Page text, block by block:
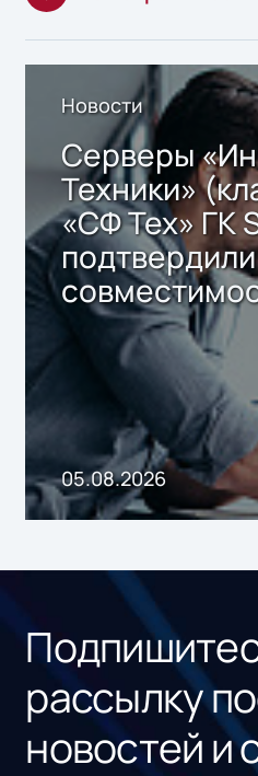
Новости
Серверы
Техники»
«СФ Тех» ГК
подтвердили
решением
Storage 2.x
хранения
05.08.2026
рассылку
новостей и